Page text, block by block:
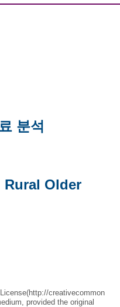
분석
Rural Older
http://creativecommon
provided the original